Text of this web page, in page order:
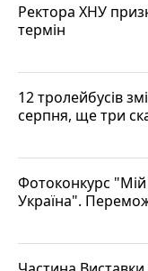
Ректора ХНУ
термін
12 тролейбусів
серпня, ще три
Фотоконкурс
Україна".